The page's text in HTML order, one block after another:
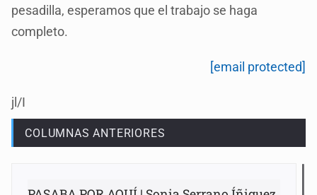
pesadilla, esperamos que el trabajo se haga
completo.
[email protected]
jl/I
COLUMNAS ANTERIORES